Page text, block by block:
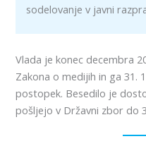
sodelovanje v javni
Vlada je konec decembra
Zakona o medijih in ga 31.
postopek. Besedilo je
pošljejo v Državni zbor do